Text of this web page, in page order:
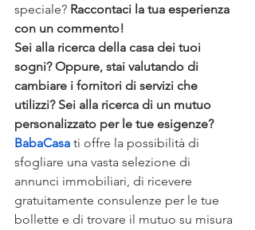
speciale? Raccontaci la tua esperienza
con un commento!
Sei alla ricerca della casa dei tuoi
sogni? Oppure, stai valutando di
cambiare i fornitori di servizi che
utilizzi? Sei alla ricerca di un mutuo
personalizzato per le tue esigenze?
BabaCasa ti offre la possibilità di
sfogliare una vasta selezione di
annunci immobiliari, di ricevere
gratuitamente consulenze per le tue
bollette e di trovare il mutuo su misura